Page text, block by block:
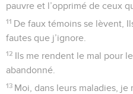
pauvre et l’opprimé de ceux
11 De faux témoins se lèvent,
fautes que j’ignore.
12 Ils me rendent le mal pour
abandonné.
13 Moi, dans leurs maladies, je